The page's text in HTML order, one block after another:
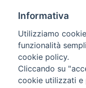
Informativa
Utilizziamo
funzionalità
cookie policy.
Cliccando su
cookie utilizzati e